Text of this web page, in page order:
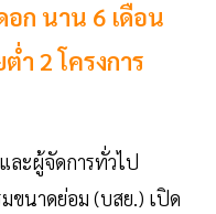
ก นาน 6 เดือน
ำ 2 โครงการ
ละผู้จัดการทั่วไป
ขนาดย่อม (บสย.) เปิด